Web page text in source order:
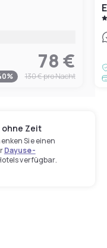
78 €
% 130 €pro Nacht
ohne Zeit
Sie einen
Dayuse-
verfügbar.